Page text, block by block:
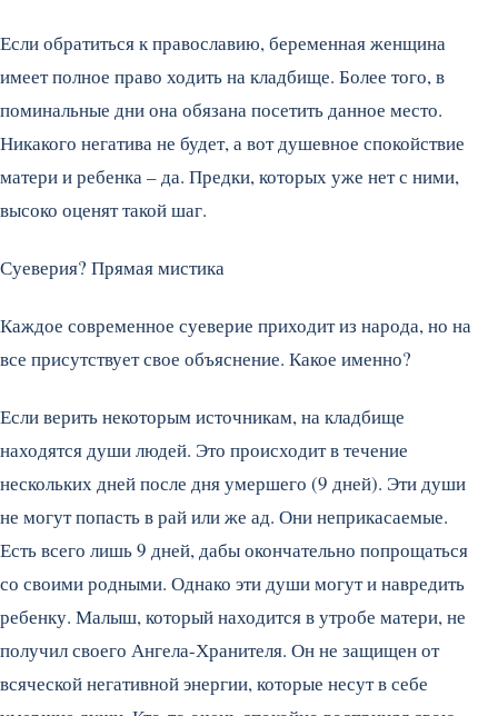
Если обратиться к православию, беременная женщина
имеет полное право ходить на кладбище. Более того, в
поминальные дни она обязана посетить данное место.
Никакого негатива не будет, а вот душевное спокойствие
матери и ребенка – да. Предки, которых уже нет с ними,
высоко оценят такой шаг.
Суеверия? Прямая мистика
Каждое современное суеверие приходит из народа, но на
все присутствует свое объяснение. Какое именно?
Если верить некоторым источникам, на кладбище
находятся души людей. Это происходит в течение
нескольких дней после дня умершего (9 дней). Эти души
не могут попасть в рай или же ад. Они неприкасаемые.
Есть всего лишь 9 дней, дабы окончательно попрощаться
со своими родными. Однако эти души могут и навредить
ребенку. Малыш, который находится в утробе матери, не
получил своего Ангела-Хранителя. Он не защищен от
всяческой негативной энергии, которые несут в себе